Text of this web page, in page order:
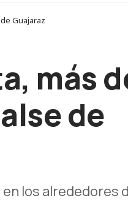
Guajaraz
más
de
los alrededores